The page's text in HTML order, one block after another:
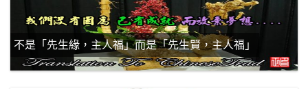
不是「先生緣，主人福」而是「先生賢，主人福」